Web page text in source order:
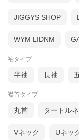
"値段と不釣合い"で
秋〜春までシーズン
ー☆
いですね♪
JIGGYS SHOP
WYM LIDNM
袖タイプ
半袖 長袖
襟首タイプ
丸首 タートル
Vネック Uネッ